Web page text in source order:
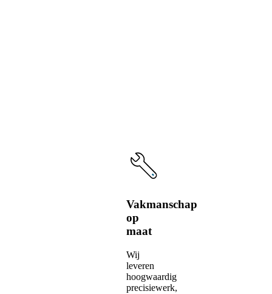
Vakmanschap
op
maat
Wij
leveren
hoogwaardig
precisiewerk,